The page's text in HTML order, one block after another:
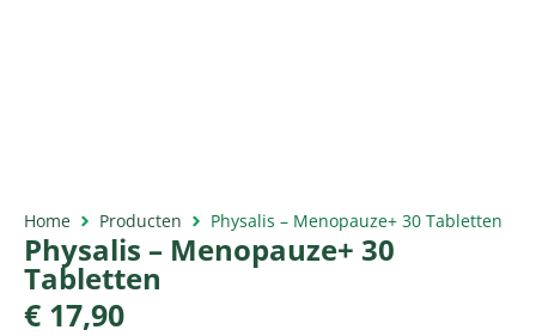
Home Producten Physalis – Menopauze+ 30 Tabletten
Physalis – Menopauze+ 30
Tabletten
€ 17,90